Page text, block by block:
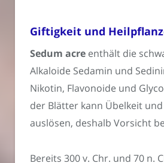
Giftigkeit und
Sedum acre enthält die
Alkaloide Sedamin und
Nikotin, Flavonoide und
der Blätter kann Übelkeit
auslösen, deshalb Vorsicht
Bereits 300 v. Chr. und 70 n.